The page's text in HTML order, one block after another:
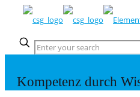
Kompetenz durch